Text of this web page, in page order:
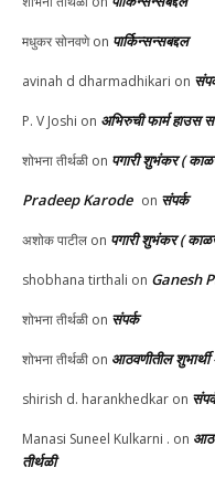
मधुकर सोनवणेon पार्किन्सन्सबद्दल
avinah d dharmadhikari on
P. V Joshi on अभिरुची फार्म हाउस
शोभना तीर्थळी on पगारी शुभंकर (
Pradeep Karode on संपर्क
अशोक पाटील on पगारी शुभंकर (
shobhana tirthali on Ganesh
शोभना तीर्थळी on संपर्क
शोभना तीर्थळी on आठवणीतील
shirish d. harankhedkar on
Manasi Suneel Kulkarni . on
तीर्थळी